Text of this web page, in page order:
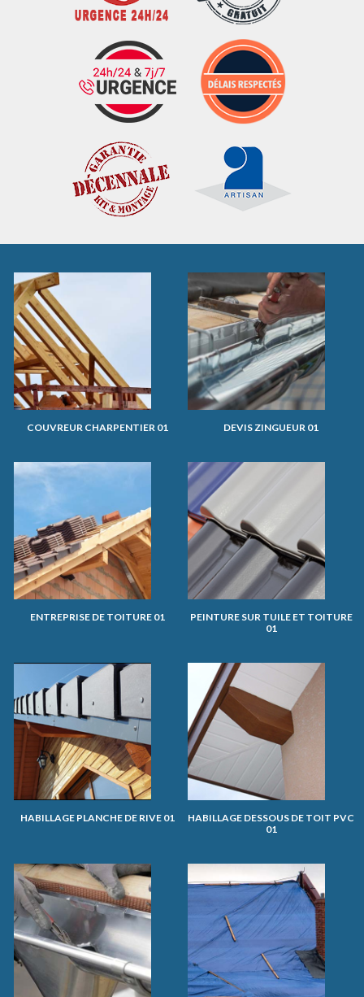
COUVREUR CHARPENTIER 01 DEVIS ZINGUEUR 01
ENTREPRISE DE TOITURE 01
PEINTURE SUR TUILE ET TOITURE
01
HABILLAGE PLANCHE DE RIVE 01
HABILLAGE DESSOUS DE TOIT PVC
01